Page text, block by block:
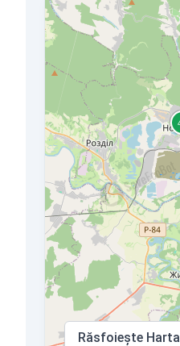
Răsfoiește Harta